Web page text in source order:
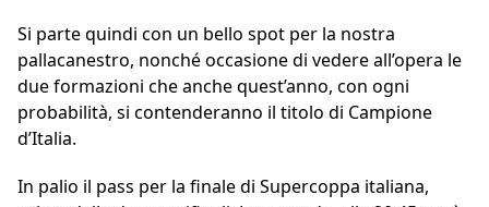
Si parte quindi con un bello spot per la nostra
pallacanestro, nonché occasione di vedere all’opera le
due formazioni che anche quest’anno, con ogni
probabilità, si contenderanno il titolo di Campione
d’Italia.
In palio il pass per la finale di Supercoppa italiana,